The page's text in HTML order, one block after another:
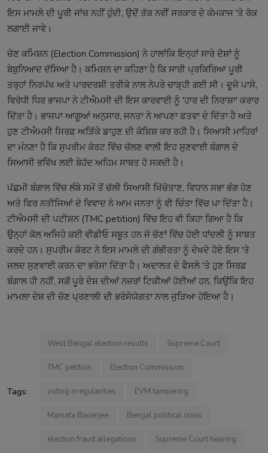
ਇਸ ਮਾਮਲੇ ਦੀ ਪੂਰੀ ਜਾਂਚ ਨਹੀਂ ਹੁੰਦੀ, ਉਦੋਂ ਤੱਕ ਨਵੀਂ ਸਰਕਾਰ ਦੇ ਕੰਮਕਾਜ 'ਤੇ ਰੋਕ
ਲਗਾਈ ਜਾਵੇ।
ਚੋਣ ਕਮਿਸ਼ਨ (Election Commission) ਨੇ ਹਾਲਾਂਕਿ ਇਨ੍ਹਾਂ ਸਾਰੇ ਦੋਸ਼ਾਂ ਨੂੰ
ਬੇਬੁਨਿਆਦ ਦੱਸਿਆ ਹੈ। ਕਮਿਸ਼ਨ ਦਾ ਕਹਿਣਾ ਹੈ ਕਿ ਸਾਰੀ ਪ੍ਰਕਿਰਿਆ ਪੂਰੀ
ਤਰ੍ਹਾਂ ਨਿਰਪੱਖ ਅਤੇ ਪਾਰਦਰਸ਼ੀ ਤਰੀਕੇ ਨਾਲ ਨੇਪਰੇ ਚਾੜ੍ਹੀ ਗਈ ਸੀ। ਦੂਜੇ ਪਾਸੇ,
ਵਿਰੋਧੀ ਧਿਰ ਭਾਜਪਾ ਨੇ ਟੀਐਮਸੀ ਦੀ ਇਸ ਕਾਰਵਾਈ ਨੂੰ 'ਹਾਰ ਦੀ ਨਿਰਾਸ਼ਾ' ਕਰਾਰ
ਦਿੱਤਾ ਹੈ। ਭਾਜਪਾ ਆਗੂਆਂ ਅਨੁਸਾਰ, ਜਨਤਾ ਨੇ ਆਪਣਾ ਫਤਵਾ ਦੇ ਦਿੱਤਾ ਹੈ ਅਤੇ
ਹੁਣ ਟੀਐਮਸੀ ਸਿਰਫ਼ ਅੜਿੱਕੇ ਡਾਹੁਣ ਦੀ ਕੋਸ਼ਿਸ਼ ਕਰ ਰਹੀ ਹੈ। ਸਿਆਸੀ ਮਾਹਿਰਾਂ
ਦਾ ਮੰਨਣਾ ਹੈ ਕਿ ਸੁਪਰੀਮ ਕੋਰਟ ਵਿੱਚ ਚੱਲਣ ਵਾਲੀ ਇਹ ਸੁਣਵਾਈ ਬੰਗਾਲ ਦੇ
ਸਿਆਸੀ ਭਵਿੱਖ ਲਈ ਬੇਹੱਦ ਅਹਿਮ ਸਾਬਤ ਹੋ ਸਕਦੀ ਹੈ।
ਪੱਛਮੀ ਬੰਗਾਲ ਵਿੱਚ ਲੰਬੇ ਸਮੇਂ ਤੋਂ ਚੱਲੀ ਸਿਆਸੀ ਖਿੱਚੋਤਾਣ, ਵਿਧਾਨ ਸਭਾ ਭੰਗ ਹੋਣ
ਅਤੇ ਫਿਰ ਨਤੀਜਿਆਂ ਦੇ ਵਿਵਾਦ ਨੇ ਆਮ ਜਨਤਾ ਨੂੰ ਵੀ ਚਿੰਤਾ ਵਿੱਚ ਪਾ ਦਿੱਤਾ ਹੈ।
ਟੀਐਮਸੀ ਦੀ ਪਟੀਸ਼ਨ (TMC petition) ਵਿੱਚ ਇਹ ਵੀ ਕਿਹਾ ਗਿਆ ਹੈ ਕਿ
ਉਨ੍ਹਾਂ ਕੋਲ ਅਜਿਹੇ ਕਈ ਵੀਡੀਓ ਸਬੂਤ ਹਨ ਜੋ ਚੋਣਾਂ ਵਿੱਚ ਹੋਈ ਧਾਂਦਲੀ ਨੂੰ ਸਾਬਤ
ਕਰਦੇ ਹਨ। ਸੁਪਰੀਮ ਕੋਰਟ ਨੇ ਇਸ ਮਾਮਲੇ ਦੀ ਗੰਭੀਰਤਾ ਨੂੰ ਦੇਖਦੇ ਹੋਏ ਇਸ 'ਤੇ
ਜਲਦ ਸੁਣਵਾਈ ਕਰਨ ਦਾ ਭਰੋਸਾ ਦਿੱਤਾ ਹੈ। ਅਦਾਲਤ ਦੇ ਫੈਸਲੇ 'ਤੇ ਹੁਣ ਸਿਰਫ਼
ਬੰਗਾਲ ਹੀ ਨਹੀਂ, ਸਗੋਂ ਪੂਰੇ ਦੇਸ਼ ਦੀਆਂ ਨਜ਼ਰਾਂ ਟਿਕੀਆਂ ਹੋਈਆਂ ਹਨ, ਕਿਉਂਕਿ ਇਹ
ਮਾਮਲਾ ਦੇਸ਼ ਦੀ ਚੋਣ ਪ੍ਰਣਾਲੀ ਦੀ ਭਰੋਸੇਯੋਗਤਾ ਨਾਲ ਜੁੜਿਆ ਹੋਇਆ ਹੈ।
Tags:
West Bengal election results Supreme Court
TMC petition Election Commission
voting irregularities EVM tampering
Mamata Banerjee Bengal political crisis
election fraud allegations Supreme Court hearing